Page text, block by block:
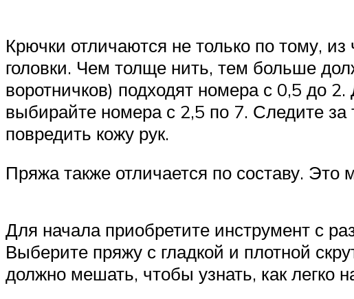
Крючки отличаются не только по тому,
головки. Чем толще нить, тем больше
воротничков) подходят номера с 0,5 до
выбирайте номера с 2,5 по 7. Следите за
повредить кожу рук.
Пряжа также отличается по составу.
Для начала приобретите инструмент с
Выберите пряжу с гладкой и плотной
должно мешать, чтобы узнать, как легко